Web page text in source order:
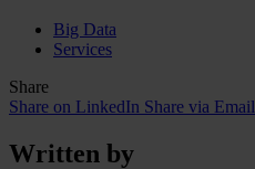
Big Data
Services
Share
Share on LinkedIn Share via Email
Written by